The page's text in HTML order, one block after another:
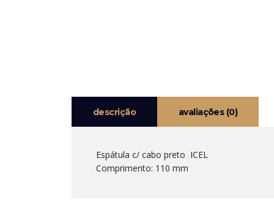
descrição avaliações (0)
Espátula c/ cabo preto ICEL
Comprimento: 110 mm